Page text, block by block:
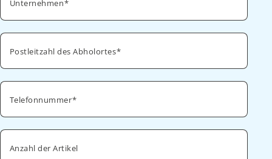
Unternehmen
Postleitzahl des Abholortes
Telefonnummer
Anzahl der Artikel